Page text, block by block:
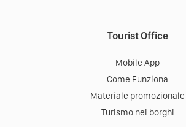
Tourist Office
Mobile App
Come Funziona
Materiale promozionale
Turismo nei borghi